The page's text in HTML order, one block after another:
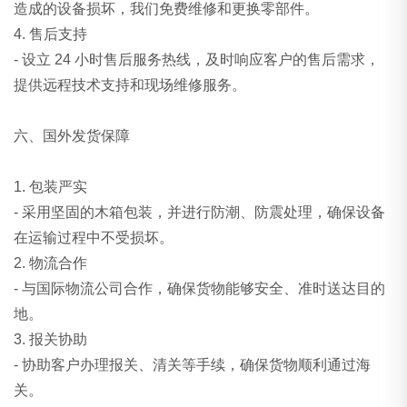
造成的设备损坏，我们免费维修和更换零部件。
4. 售后支持
- 设立 24 小时售后服务热线，及时响应客户的售后需求，
提供远程技术支持和现场维修服务。
六、国外发货保障
1. 包装严实
- 采用坚固的木箱包装，并进行防潮、防震处理，确保设备
在运输过程中不受损坏。
2. 物流合作
- 与国际物流公司合作，确保货物能够安全、准时送达目的
地。
3. 报关协助
- 协助客户办理报关、清关等手续，确保货物顺利通过海
关。